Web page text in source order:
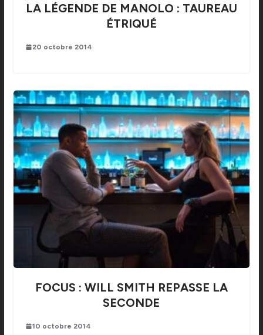
LA LÉGENDE DE MANOLO : TAUREAU
ÉTRIQUÉ
20 octobre 2014
FOCUS : WILL SMITH REPASSE LA
SECONDE
10 octobre 2014